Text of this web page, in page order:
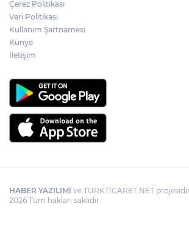
Çerez Politikası
Veri Politikası
Kullanım Şartnamesi
Künye
İletişim
HABER YAZILIMI ve TURKTICARET.NET
2026 Tüm hakları saklıdır.